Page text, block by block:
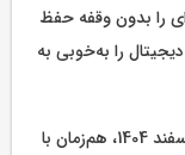
را بدون وقفه حفظ
را به‌خوبی به
بررسی آمارهای ثبت‌شده نشان می‌دهد که از 9 اسفند 1404، هم‌زمان با